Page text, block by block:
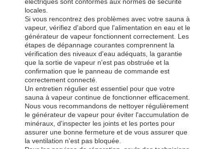
locales.
Si vous rencontrez des problèmes avec votre sauna à
vapeur, vérifiez d'abord que l'alimentation en eau et le
générateur de vapeur fonctionnent correctement. Les
étapes de dépannage courantes comprennent la
vérification des niveaux d'eau adéquats, la garantie
que la sortie de vapeur n'est pas obstruée et la
confirmation que le panneau de commande est
correctement connecté.
Un entretien régulier est essentiel pour que votre
sauna à vapeur continue de fonctionner efficacement.
Nous vous recommandons de nettoyer régulièrement
le générateur de vapeur pour éviter l'accumulation de
minéraux, d'inspecter les joints et les portes pour
assurer une bonne fermeture et de vous assurer que
la ventilation n'est pas bloquée.